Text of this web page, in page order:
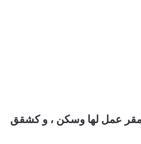
عمل لها وسكن ، و كشقق